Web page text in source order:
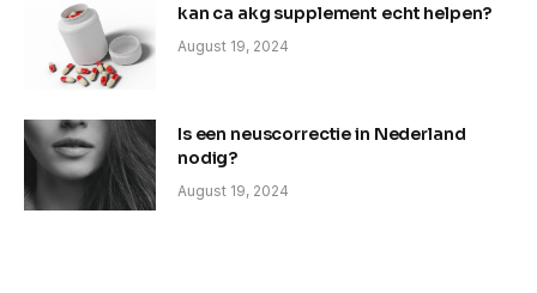
kan ca akg supplement echt helpen?
August 19, 2024
Is een neuscorrectie in Nederland
nodig?
August 19, 2024